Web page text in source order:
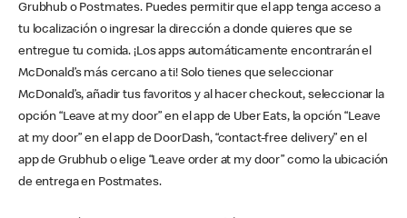
Grubhub o Postmates. Puedes permitir que el app tenga acceso a
tu localización o ingresar la dirección a donde quieres que se
entregue tu comida. ¡Los apps automáticamente encontrarán el
McDonald’s más cercano a ti! Solo tienes que seleccionar
McDonald’s, añadir tus favoritos y al hacer checkout, seleccionar la
opción “Leave at my door” en el app de Uber Eats, la opción “Leave
at my door” en el app de DoorDash, “contact-free delivery” en el
app de Grubhub o elige “Leave order at my door” como la ubicación
de entrega en Postmates.